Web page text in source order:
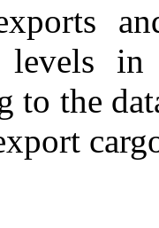
in
to the